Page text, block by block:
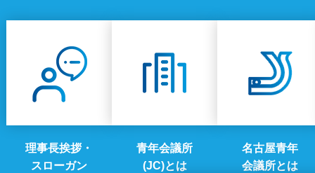
理事長挨拶・
スローガン
青年会議所
(JC)とは
名古屋青年
会議所とは